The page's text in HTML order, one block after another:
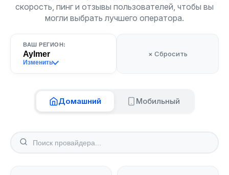
скорость, пинг и отзывы пользователей, чтобы вы
могли выбрать лучшего оператора.
ВАШ РЕГИОН:
Aylmer
Изменить
× Сбросить
Домашний Мобильный